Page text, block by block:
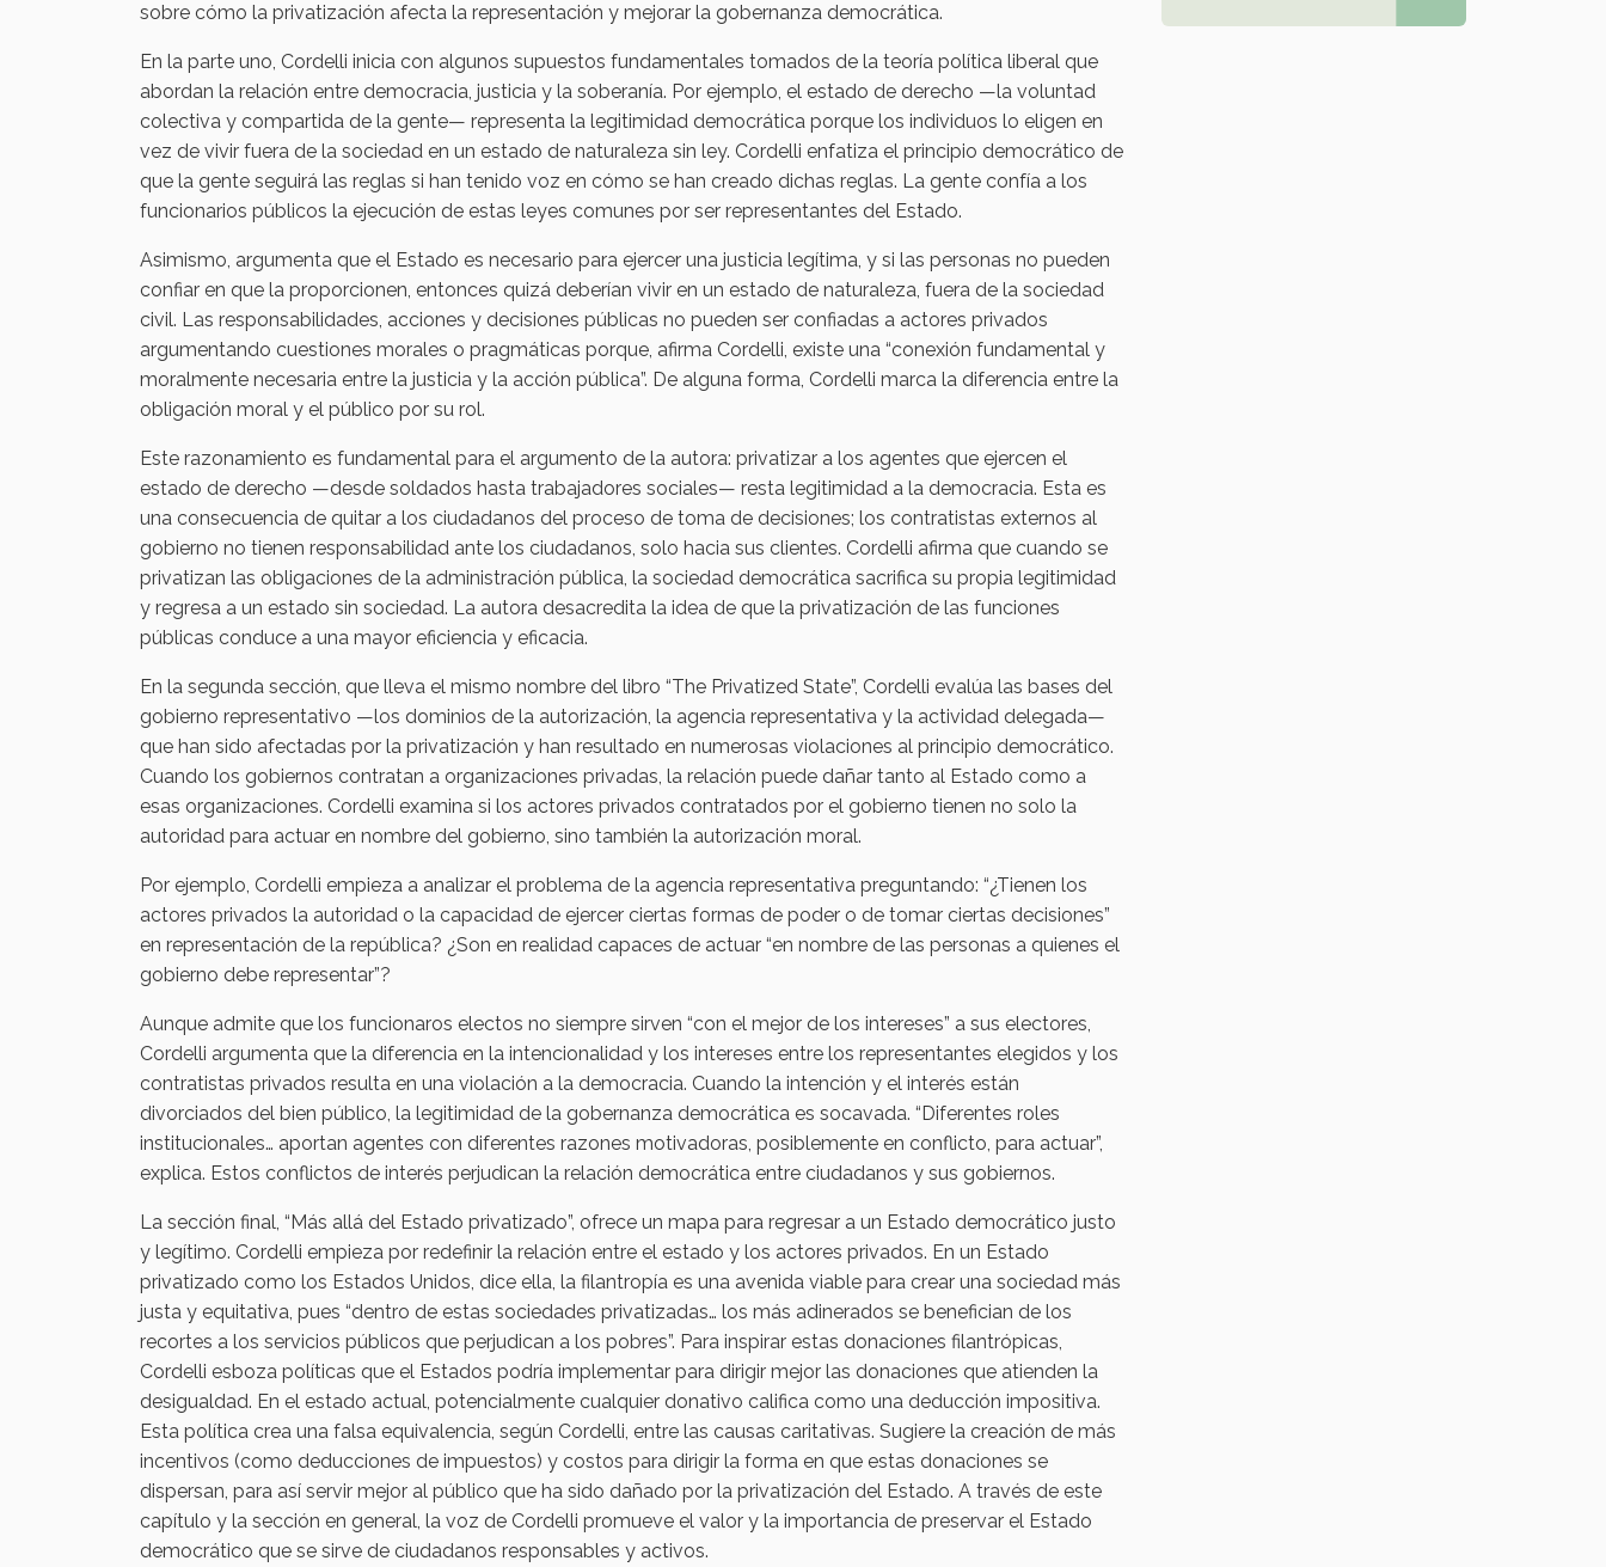
sobre cómo la privatización afecta la representación y mejorar la gobernanza democrática.
En la parte uno, Cordelli inicia con algunos supuestos fundamentales tomados de la teoría política liberal que
abordan la relación entre democracia, justicia y la soberanía. Por ejemplo, el estado de derecho —la voluntad
colectiva y compartida de la gente— representa la legitimidad democrática porque los individuos lo eligen en
vez de vivir fuera de la sociedad en un estado de naturaleza sin ley. Cordelli enfatiza el principio democrático de
que la gente seguirá las reglas si han tenido voz en cómo se han creado dichas reglas. La gente confía a los
funcionarios públicos la ejecución de estas leyes comunes por ser representantes del Estado.
Asimismo, argumenta que el Estado es necesario para ejercer una justicia legítima, y si las personas no pueden
confiar en que la proporcionen, entonces quizá deberían vivir en un estado de naturaleza, fuera de la sociedad
civil. Las responsabilidades, acciones y decisiones públicas no pueden ser confiadas a actores privados
argumentando cuestiones morales o pragmáticas porque, afirma Cordelli, existe una “conexión fundamental y
moralmente necesaria entre la justicia y la acción pública”. De alguna forma, Cordelli marca la diferencia entre la
obligación moral y el público por su rol.
Este razonamiento es fundamental para el argumento de la autora: privatizar a los agentes que ejercen el
estado de derecho —desde soldados hasta trabajadores sociales— resta legitimidad a la democracia. Esta es
una consecuencia de quitar a los ciudadanos del proceso de toma de decisiones; los contratistas externos al
gobierno no tienen responsabilidad ante los ciudadanos, solo hacia sus clientes. Cordelli afirma que cuando se
privatizan las obligaciones de la administración pública, la sociedad democrática sacrifica su propia legitimidad
y regresa a un estado sin sociedad. La autora desacredita la idea de que la privatización de las funciones
públicas conduce a una mayor eficiencia y eficacia.
En la segunda sección, que lleva el mismo nombre del libro “The Privatized State”, Cordelli evalúa las bases del
gobierno representativo —los dominios de la autorización, la agencia representativa y la actividad delegada—
que han sido afectadas por la privatización y han resultado en numerosas violaciones al principio democrático.
Cuando los gobiernos contratan a organizaciones privadas, la relación puede dañar tanto al Estado como a
esas organizaciones. Cordelli examina si los actores privados contratados por el gobierno tienen no solo la
autoridad para actuar en nombre del gobierno, sino también la autorización moral.
Por ejemplo, Cordelli empieza a analizar el problema de la agencia representativa preguntando: “¿Tienen los
actores privados la autoridad o la capacidad de ejercer ciertas formas de poder o de tomar ciertas decisiones”
en representación de la república? ¿Son en realidad capaces de actuar “en nombre de las personas a quienes el
gobierno debe representar”?
Aunque admite que los funcionaros electos no siempre sirven “con el mejor de los intereses” a sus electores,
Cordelli argumenta que la diferencia en la intencionalidad y los intereses entre los representantes elegidos y los
contratistas privados resulta en una violación a la democracia. Cuando la intención y el interés están
divorciados del bien público, la legitimidad de la gobernanza democrática es socavada. “Diferentes roles
institucionales… aportan agentes con diferentes razones motivadoras, posiblemente en conflicto, para actuar”,
explica. Estos conflictos de interés perjudican la relación democrática entre ciudadanos y sus gobiernos.
La sección final, “Más allá del Estado privatizado”, ofrece un mapa para regresar a un Estado democrático justo
y legítimo. Cordelli empieza por redefinir la relación entre el estado y los actores privados. En un Estado
privatizado como los Estados Unidos, dice ella, la filantropía es una avenida viable para crear una sociedad más
justa y equitativa, pues “dentro de estas sociedades privatizadas… los más adinerados se benefician de los
recortes a los servicios públicos que perjudican a los pobres”. Para inspirar estas donaciones filantrópicas,
Cordelli esboza políticas que el Estados podría implementar para dirigir mejor las donaciones que atienden la
desigualdad. En el estado actual, potencialmente cualquier donativo califica como una deducción impositiva.
Esta política crea una falsa equivalencia, según Cordelli, entre las causas caritativas. Sugiere la creación de más
incentivos (como deducciones de impuestos) y costos para dirigir la forma en que estas donaciones se
dispersan, para así servir mejor al público que ha sido dañado por la privatización del Estado. A través de este
capítulo y la sección en general, la voz de Cordelli promueve el valor y la importancia de preservar el Estado
democrático que se sirve de ciudadanos responsables y activos.